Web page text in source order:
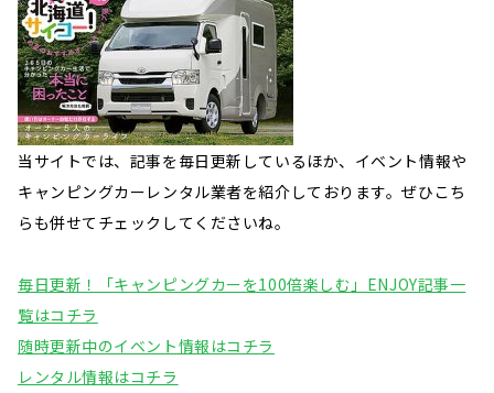
当サイトでは、記事を毎日更新しているほか、イベント情報や
キャンピングカーレンタル業者を紹介しております。ぜひこち
らも併せてチェックしてくださいね。
毎日更新！「キャンピングカーを100倍楽しむ」ENJOY記事一
覧はコチラ
随時更新中のイベント情報はコチラ
レンタル情報はコチラ